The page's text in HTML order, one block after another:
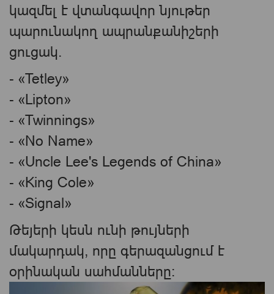
կազմել է վտանգավոր նյութեր
պարունակող ապրանքանիշերի
ցուցակ.
- «Tetley»
- «Lipton»
- «Twinnings»
- «No Name»
- «Uncle Lee's Legends of China»
- «King Cole»
- «Signal»
Թեյերի կեսն ունի թույների
մակարդակ, որը գերազանցում է
օրինական սահմանները: